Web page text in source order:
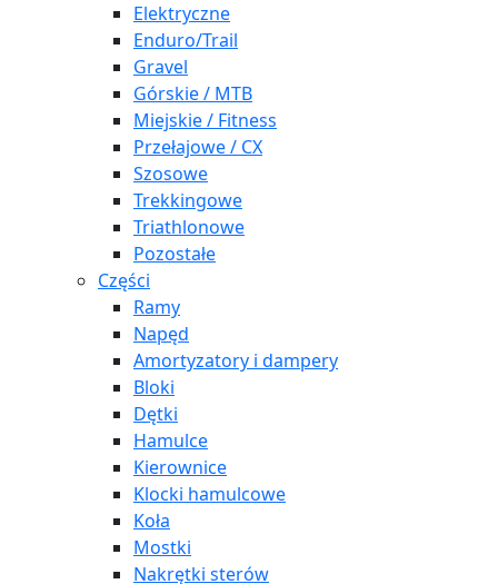
Elektryczne
Enduro/Trail
Gravel
Górskie / MTB
Miejskie / Fitness
Przełajowe / CX
Szosowe
Trekkingowe
Triathlonowe
Pozostałe
Części
Ramy
Napęd
Amortyzatory i dampery
Bloki
Dętki
Hamulce
Kierownice
Klocki hamulcowe
Koła
Mostki
Nakrętki sterów